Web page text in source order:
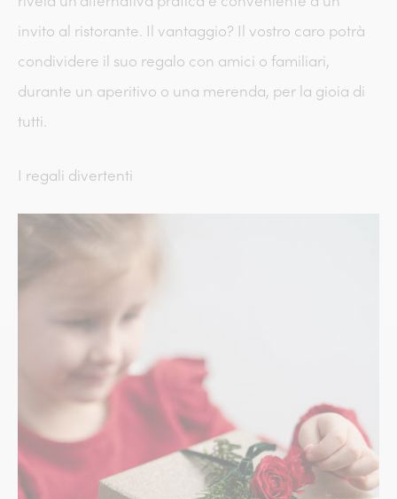
invito al ristorante. Il vantaggio? Il vostro caro potrà
condividere il suo regalo con amici o familiari,
durante un aperitivo o una merenda, per la gioia di
tutti.
I regali divertenti